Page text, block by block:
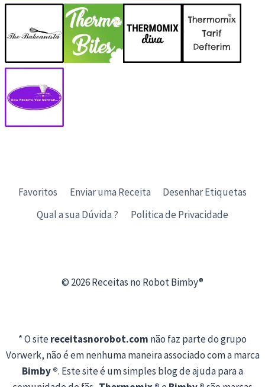
Favoritos Enviar uma Receita
Desenhar Etiquetas
Qual a sua Dúvida ?
Politica de Privacidade
© 2026 Receitas no Robot Bimby®
* O sitereceitasnorobot.com não faz parte do grupo
Vorwerk, não é em nenhuma maneira associado com a marca
Bimby ®. Este site é um simples blog de ajuda para a